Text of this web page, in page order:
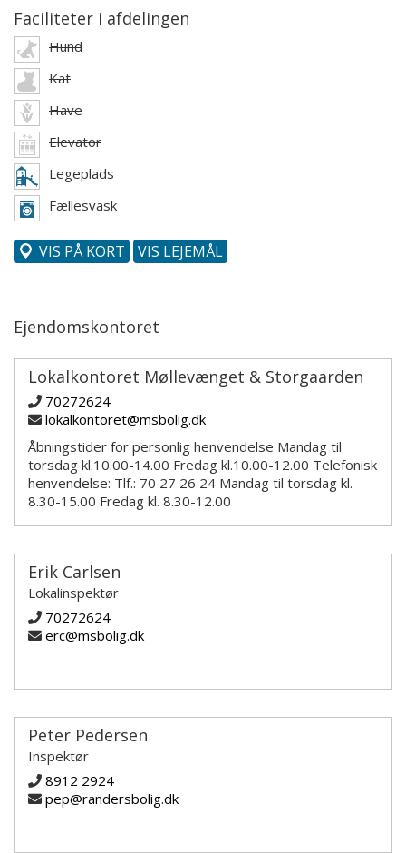
Faciliteter i afdelingen
Hund
Kat
Have
Elevator
Legeplads
Fællesvask
VIS PÅ KORT VIS LEJEMÅL
Ejendomskontoret
Lokalkontoret Møllevænget & Storgaarden
70272624
lokalkontoret@msbolig.dk
Åbningstider for personlig henvendelse Mandag til
torsdag kl.10.00-14.00 Fredag kl.10.00-12.00 Telefonisk
henvendelse: Tlf.: 70 27 26 24 Mandag til torsdag kl.
8.30-15.00 Fredag kl. 8.30-12.00
Erik Carlsen
Lokalinspektør
70272624
erc@msbolig.dk
Peter Pedersen
Inspektør
8912 2924
pep@randersbolig.dk